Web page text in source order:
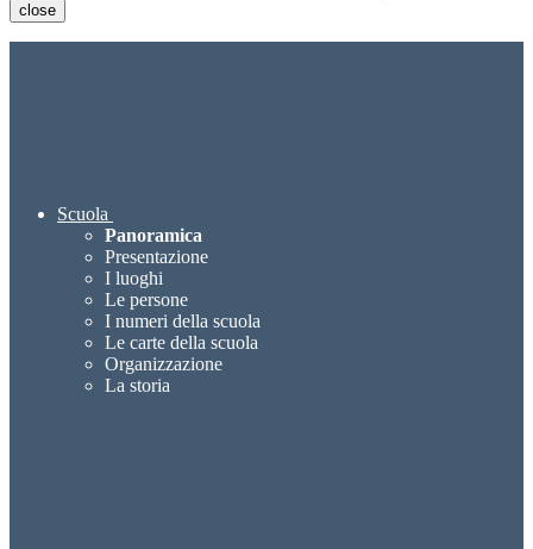
close
Scuola
Panoramica
Presentazione
I luoghi
Le persone
I numeri della scuola
Le carte della scuola
Organizzazione
La storia